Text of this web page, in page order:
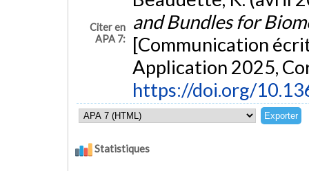
Citer en
APA 7:
and Bundles for
[Communication
Application 2025,
https://doi.org/
Statistiques